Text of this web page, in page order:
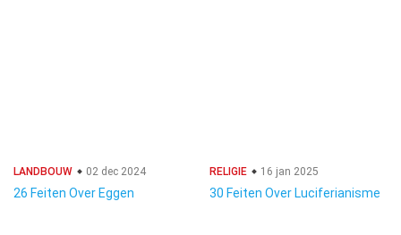
LANDBOUW 02 dec 2024
26 Feiten Over Eggen
RELIGIE 16 jan 2025
30 Feiten Over Luciferianisme